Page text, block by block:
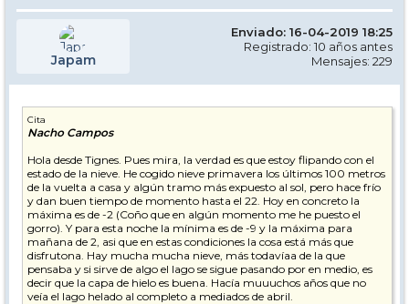
Japam
Enviado: 16-04-2019 18:25
Registrado: 10 años antes
Mensajes: 229
Cita
Nacho Campos
Hola desde Tignes. Pues mira, la verdad es que estoy flipando con el
estado de la nieve. He cogido nieve primavera los últimos 100 metros
de la vuelta a casa y algún tramo más expuesto al sol, pero hace frío
y dan buen tiempo de momento hasta el 22. Hoy en concreto la
máxima es de -2 (Coño que en algún momento me he puesto el
gorro). Y para esta noche la mínima es de -9 y la máxima para
mañana de 2, asi que en estas condiciones la cosa está más que
disfrutona. Hay mucha mucha nieve, más todavíaa de la que
pensaba y si sirve de algo el lago se sigue pasando por en medio, es
decir que la capa de hielo es buena. Hacía muuuchos años que no
veía el lago helado al completo a mediados de abril.